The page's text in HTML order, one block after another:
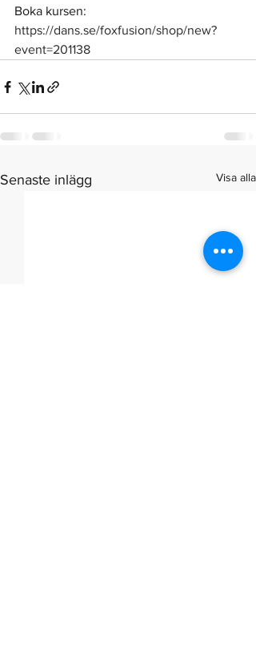
Boka kursen:
https://dans.se/foxfusion/shop/new?
event=201138
Senaste inlägg Visa alla